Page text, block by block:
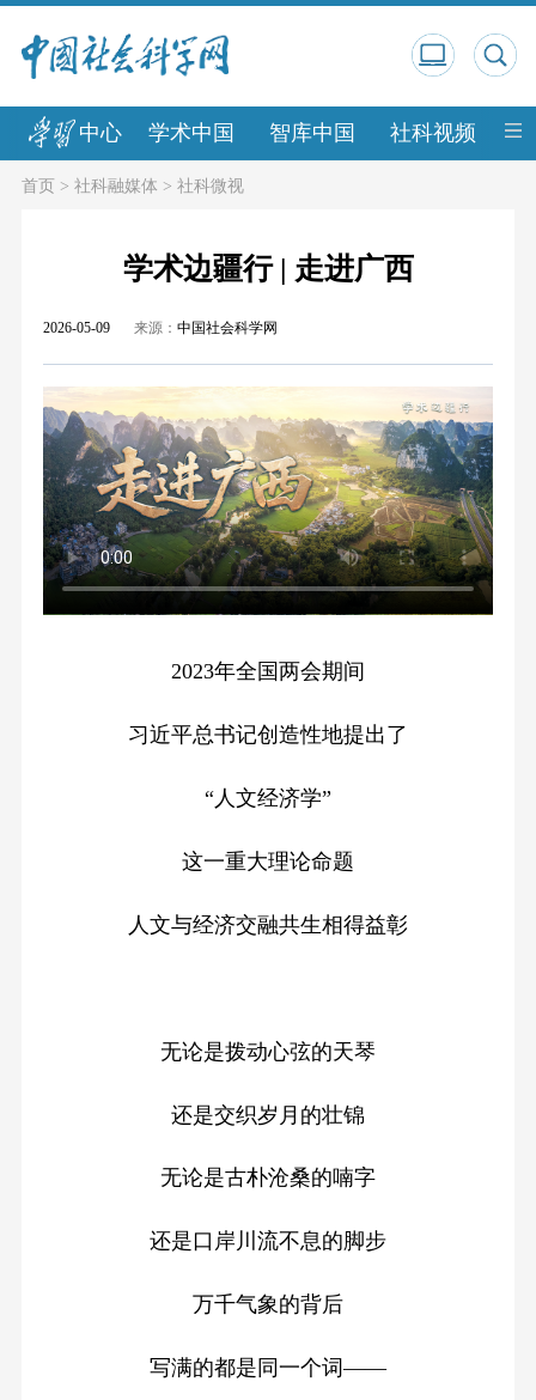
中心 学术中国 智库中国 社科视频 中
首页> 社科融媒体 > 社科微视
学术边疆行 | 走进广西
2026-05-09 来源： 中国社会科学网
2023年全国两会期间
习近平总书记创造性地提出了
“人文经济学”
这一重大理论命题
人文与经济交融共生相得益彰
无论是拨动心弦的天琴
还是交织岁月的壮锦
无论是古朴沧桑的喃字
还是口岸川流不息的脚步
万千气象的背后
写满的都是同一个词——